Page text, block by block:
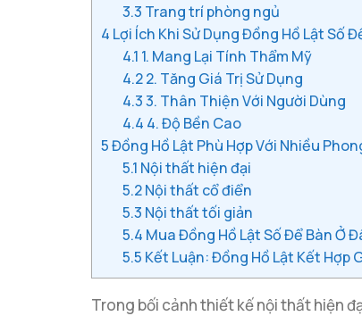
3.3 Trang trí phòng ngủ
4 Lợi Ích Khi Sử Dụng Đồng Hồ Lật Số
4.1 1. Mang Lại Tính Thẩm Mỹ
4.22. Tăng Giá Trị Sử Dụng
4.33. Thân Thiện Với Người Dùng
4.4 4. Độ Bền Cao
5Đồng Hồ Lật Phù Hợp Với Nhiều
5.1 Nội thất hiện đại
5.2Nội thất cổ điển
5.3 Nội thất tối giản
5.4 Mua Đồng Hồ Lật Số Để Bàn Ở
5.5 Kết Luận: Đồng Hồ Lật Kết Hợp
Trong bối cảnh thiết kế nội thất hiện